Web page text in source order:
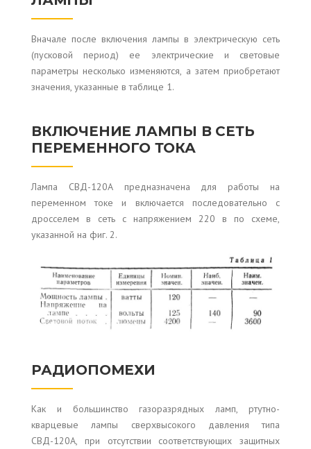
Вначале после включения лампы в электрическую сеть
(пусковой период) ее электрические и световые
параметры несколько изменяются, а затем приобретают
значения, указанные в таблице 1.
ВКЛЮЧЕНИЕ ЛАМПЫ В СЕТЬ
ПЕРЕМЕННОГО ТОКА
Лампа СВД-120А предназначена для работы на
переменном токе и включается последовательно с
дросселем в сеть с напряжением 220 в по схеме,
указанной на фиг. 2.
РАДИОПОМЕХИ
Как и большинство газоразрядных ламп, ртутно-
кварцевые лампы сверхвысокого давления типа
СВД-120А, при отсутствии соответствующих защитных